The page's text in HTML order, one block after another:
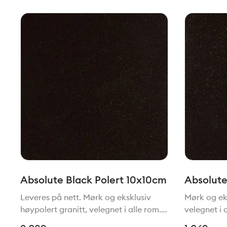
Absolute Black Polert 10x10cm
Leveres på nett. Mørk og eksklusiv
høypolert granitt, velegnet i alle rom.
Mørk og
velegnet i